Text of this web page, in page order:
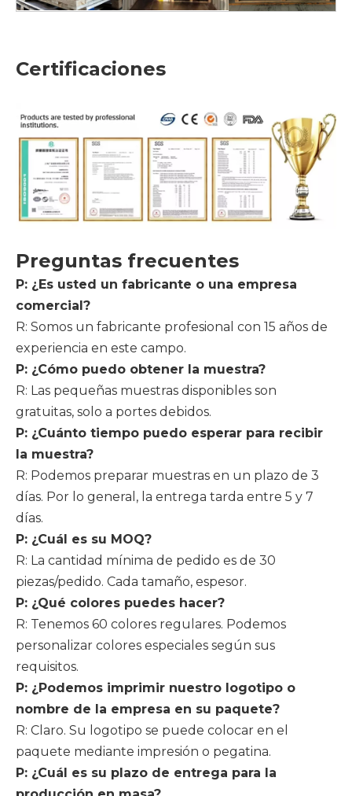
Certificaciones
Preguntas frecuentes
P: ¿Es usted un fabricante o una empresa
comercial?
R: Somos un fabricante profesional con 15 años de
experiencia en este campo.
P: ¿Cómo puedo obtener la muestra?
R: Las pequeñas muestras disponibles son
gratuitas, solo a portes debidos.
P: ¿Cuánto tiempo puedo esperar para recibir
la muestra?
R: Podemos preparar muestras en un plazo de 3
días. Por lo general, la entrega tarda entre 5 y 7
días.
P: ¿Cuál es su MOQ?
R: La cantidad mínima de pedido es de 30
piezas/pedido. Cada tamaño, espesor.
P: ¿Qué colores puedes hacer?
R: Tenemos 60 colores regulares. Podemos
personalizar colores especiales según sus
requisitos.
P: ¿Podemos imprimir nuestro logotipo o
nombre de la empresa en su paquete?
R: Claro. Su logotipo se puede colocar en el
paquete mediante impresión o pegatina.
P: ¿Cuál es su plazo de entrega para la